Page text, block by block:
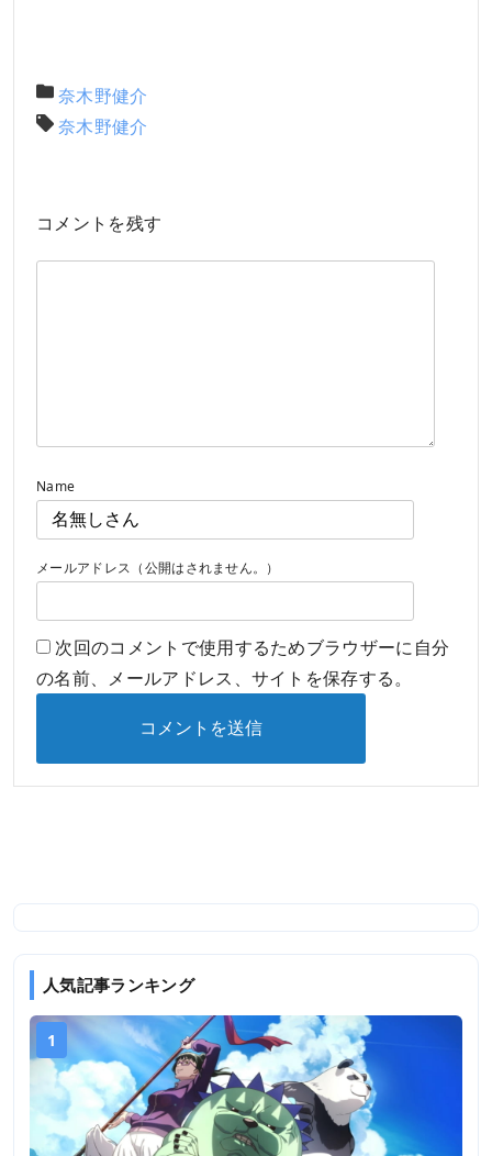
奈木野健介
奈木野健介
コメントを残す
Name
メールアドレス（公開はされません。）
次回のコメントで使用するためブラウザーに自分
の名前、メールアドレス、サイトを保存する。
人気記事ランキング
1